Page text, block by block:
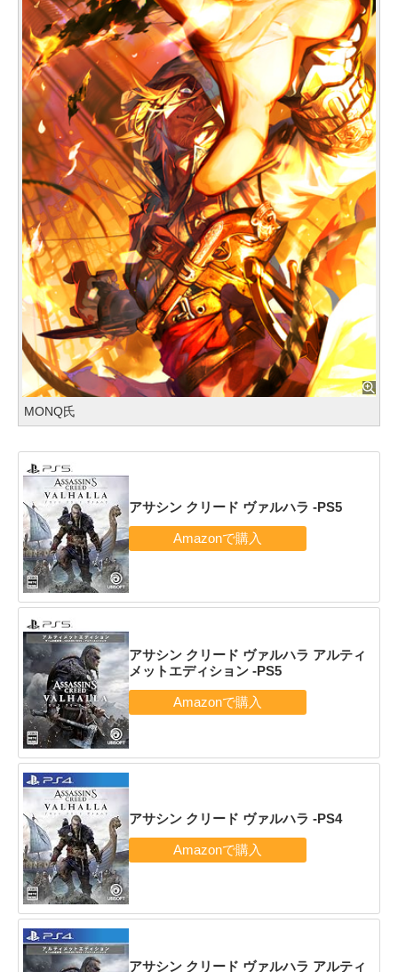
MONQ氏
アサシン クリード ヴァルハラ -PS5
アサシン クリード ヴァルハラ アルティ
メットエディション -PS5
アサシン クリード ヴァルハラ -PS4
アサシン クリード ヴァルハラ アルティ